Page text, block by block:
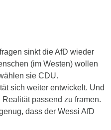
sinkt die AfD wieder
(im Westen) wollen
sie CDU.
sich weiter entwickelt. Und
passend zu framen.
dass der Wessi AfD